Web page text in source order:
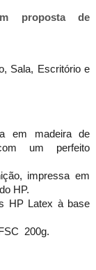
proposta de
Sala, Escritório e
em madeira de
um perfeito
impressa em
HP.
HP Latex à base
200g.